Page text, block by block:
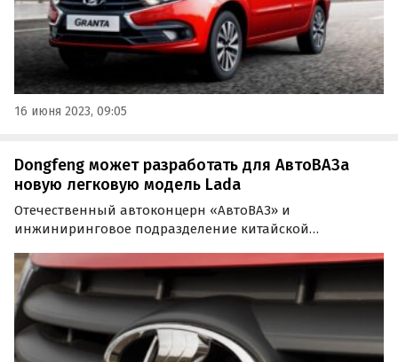
16 июня 2023, 09:05
Dongfeng может разработать для АвтоВАЗа
новую легковую модель Lada
Отечественный автоконцерн «АвтоВАЗ» и
инжиниринговое подразделение китайской
новой модели LADA. Об этом сообщают «Автоновости
дня» со ссылкой на информацию портала «Авто
Mail.ru».